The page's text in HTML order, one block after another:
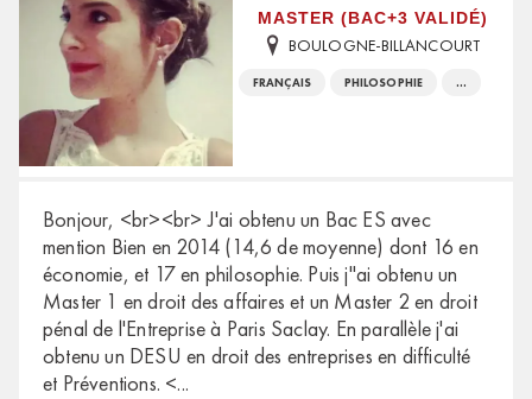
MASTER (BAC+3 VALIDÉ)
BOULOGNE-BILLANCOURT
FRANÇAIS PHILOSOPHIE ...
Bonjour, <br><br> J'ai obtenu un Bac ES avec
mention Bien en 2014 (14,6 de moyenne) dont 16 en
économie, et 17 en philosophie. Puis j''ai obtenu un
Master 1 en droit des affaires et un Master 2 en droit
pénal de l'Entreprise à Paris Saclay. En parallèle j'ai
obtenu un DESU en droit des entreprises en difficulté
et Préventions. <...